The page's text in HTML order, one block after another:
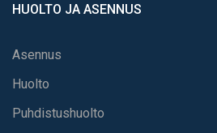
HUOLTO JA ASENNUS
Asennus
Huolto
Puhdistushuolto